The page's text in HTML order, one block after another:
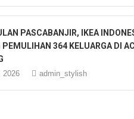
PASCABANJIR, IKEA
PEMULIHAN 364 KELUARGA DI
2026 admin_stylish